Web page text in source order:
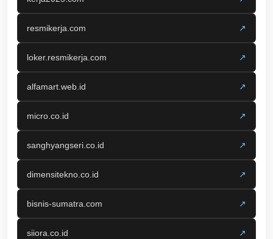
resmikerja.com ↗
loker.resmikerja.com ↗
alfamart.web.id ↗
micro.co.id ↗
sanghyangseri.co.id ↗
dimensitekno.co.id ↗
bisnis-sumatra.com ↗
siiora.co.id ↗